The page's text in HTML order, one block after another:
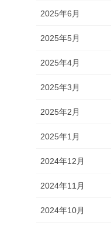
2025年6月
2025年5月
2025年4月
2025年3月
2025年2月
2025年1月
2024年12月
2024年11月
2024年10月